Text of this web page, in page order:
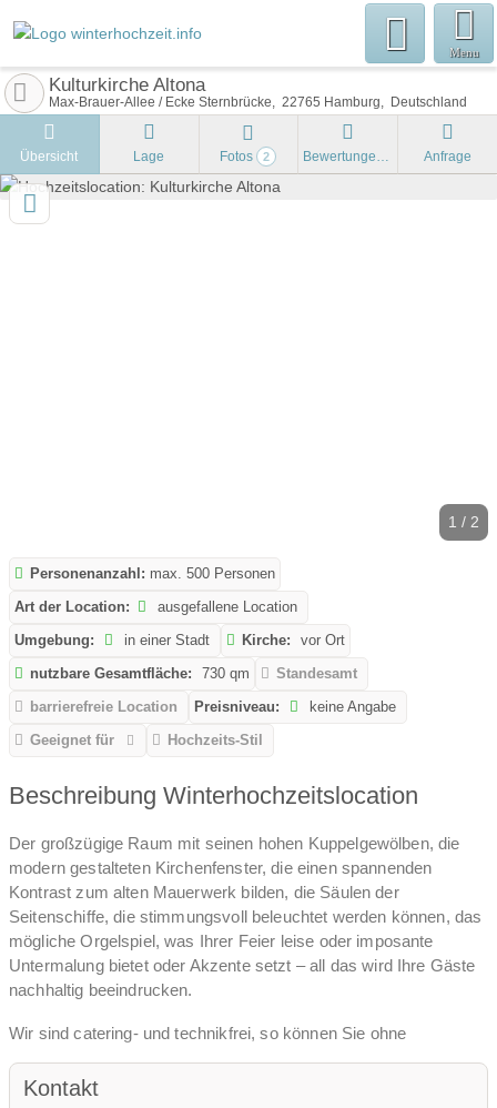
Menu
Kulturkirche Altona
Max-Brauer-Allee / Ecke Sternbrücke 22765 Hamburg Deutschland
Übersicht Lage Fotos 2 Bewertungen Anfrage
1 / 2
Personenanzahl: max. 500 Personen
Art der Location:
ausgefallene Location
Umgebung:
in einer Stadt Kirche:
vor Ort
nutzbare Gesamtfläche:
730 qm
Standesamt
barrierefreie Location
Preisniveau:
keine Angabe
Geeignet für
Hochzeits-Stil
Beschreibung Winterhochzeitslocation
Der großzügige Raum mit seinen hohen Kuppelgewölben, die
modern gestalteten Kirchenfenster, die einen spannenden
Kontrast zum alten Mauerwerk bilden, die Säulen der
Seitenschiffe, die stimmungsvoll beleuchtet werden können, das
mögliche Orgelspiel, was Ihrer Feier leise oder imposante
Untermalung bietet oder Akzente setzt – all das wird Ihre Gäste
nachhaltig beeindrucken.
Wir sind catering- und technikfrei, so können Sie ohne
verleihen.
Kontakt